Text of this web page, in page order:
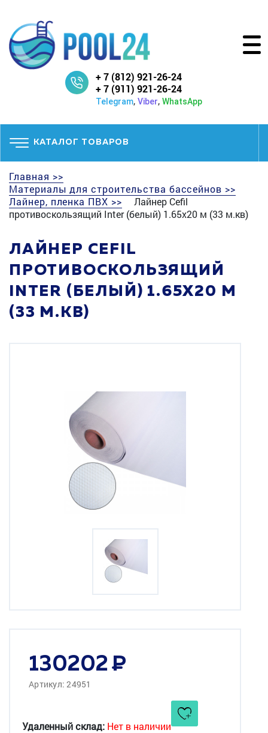
+ 7 (812) 921-26-24
+ 7 (911) 921-26-24
Telegram, Viber, WhatsApp
КАТАЛОГ ТОВАРОВ
Главная >>
Материалы для строительства бассейнов >>
Лайнер, пленка ПВХ >>
Лайнер Cefil
противоскользящий Inter (белый) 1.65x20 м (33 м.кв)
ЛАЙНЕР CEFIL
ПРОТИВОСКОЛЬЗЯЩИЙ
INTER (БЕЛЫЙ) 1.65X20 М
(33 М.КВ)
130202
Артикул: 24951
Удаленный склад: Нет в наличии